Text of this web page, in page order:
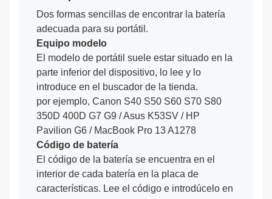
Dos formas sencillas de encontrar la batería
adecuada para su portátil.
Equipo modelo
El modelo de portátil suele estar situado en la
parte inferior del dispositivo, lo lee y lo
introduce en el buscador de la tienda.
por ejemplo, Canon S40 S50 S60 S70 S80
350D 400D G7 G9 / Asus K53SV / HP
Pavilion G6 / MacBook Pro 13 A1278
Código de batería
El código de la batería se encuentra en el
interior de cada batería en la placa de
características. Lee el código e introdúcelo en